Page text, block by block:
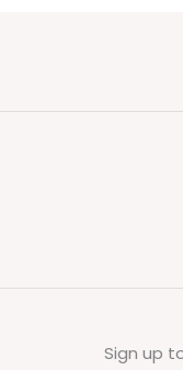
Sign up